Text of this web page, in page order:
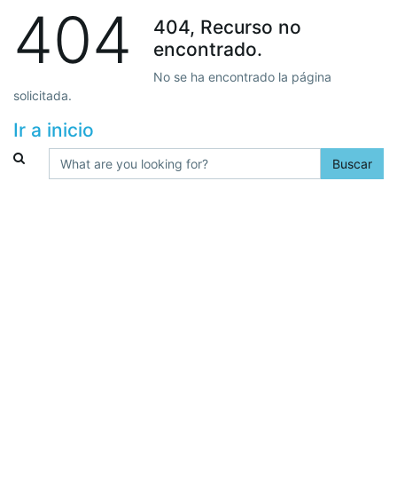
404
404, Recurso no
encontrado.
No se ha encontrado la página
solicitada.
Ir a inicio
Buscar